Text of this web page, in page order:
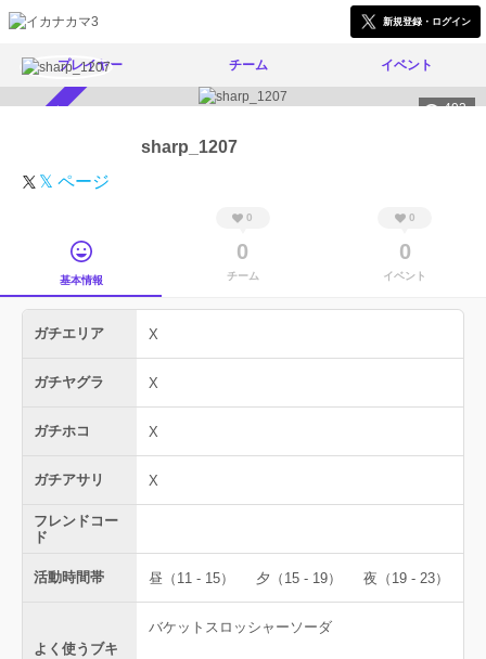
新規登録・ログイン
プレイヤー チーム イベント
493
sharp_1207
𝕏 ページ
基本情報
0
0
チーム
0
0
イベント
ガチエリア X
ガチヤグラ X
ガチホコ X
ガチアサリ X
フレンドコー
ド
活動時間帯 昼（11 - 15） 夕（15 - 19） 夜（19 - 23）
よく使うブキ
バケットスロッシャーソーダ